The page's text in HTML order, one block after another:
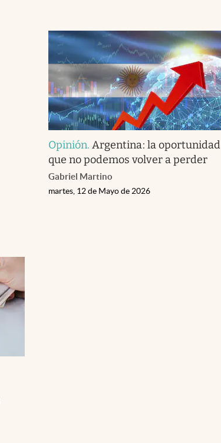
Opinión.Argentina: la oportunidad
que no podemos volver a perder
Gabriel Martino
martes, 12 de Mayo de 2026